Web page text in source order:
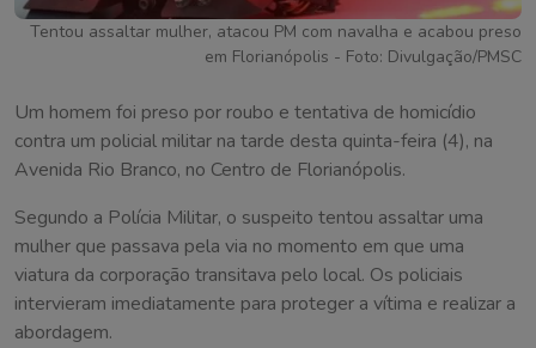
Tentou assaltar mulher, atacou PM com navalha e acabou preso
em Florianópolis - Foto: Divulgação/PMSC
Um homem foi preso por roubo e tentativa de homicídio
contra um policial militar na tarde desta quinta-feira (4), na
Avenida Rio Branco, no Centro de Florianópolis.
Segundo a Polícia Militar, o suspeito tentou assaltar uma
mulher que passava pela via no momento em que uma
viatura da corporação transitava pelo local. Os policiais
intervieram imediatamente para proteger a vítima e realizar a
abordagem.